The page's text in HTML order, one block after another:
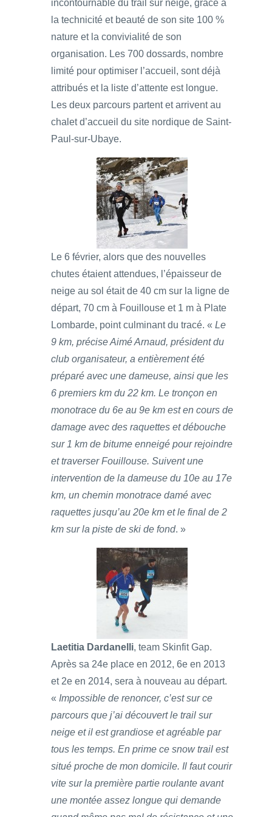
incontournable du trail sur neige, grâce à
la technicité et beauté de son site 100 %
nature et la convivialité de son
organisation. Les 700 dossards, nombre
limité pour optimiser l’accueil, sont déjà
attribués et la liste d’attente est longue.
Les deux parcours partent et arrivent au
chalet d’accueil du site nordique de Saint-
Paul-sur-Ubaye.
Le 6 février, alors que des nouvelles
chutes étaient attendues, l’épaisseur de
neige au sol était de 40 cm sur la ligne de
départ, 70 cm à Fouillouse et 1 m à Plate
Lombarde, point culminant du tracé. « Le
9 km, précise Aimé Arnaud, président du
club organisateur, a entièrement été
préparé avec une dameuse, ainsi que les
6 premiers km du 22 km. Le tronçon en
monotrace du 6e au 9e km est en cours de
damage avec des raquettes et débouche
sur 1 km de bitume enneigé pour rejoindre
et traverser Fouillouse. Suivent une
intervention de la dameuse du 10e au 17e
km, un chemin monotrace damé avec
raquettes jusqu’au 20e km et le final de 2
km sur la piste de ski de fond. »
Laetitia Dardanelli, team Skinfit Gap.
Après sa 24e place en 2012, 6e en 2013
et 2e en 2014, sera à nouveau au départ.
« Impossible de renoncer, c’est sur ce
parcours que j’ai découvert le trail sur
neige et il est grandiose et agréable par
tous les temps. En prime ce snow trail est
situé proche de mon domicile. Il faut courir
vite sur la première partie roulante avant
une montée assez longue qui demande